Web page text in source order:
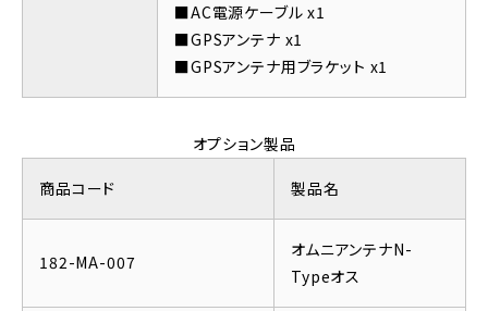
■AC電源ケーブル x1
■GPSアンテナ x1
■GPSアンテナ用ブラケット x1
オプション製品
商品コード 製品名
182-MA-007
オムニアンテナN-
Typeオス